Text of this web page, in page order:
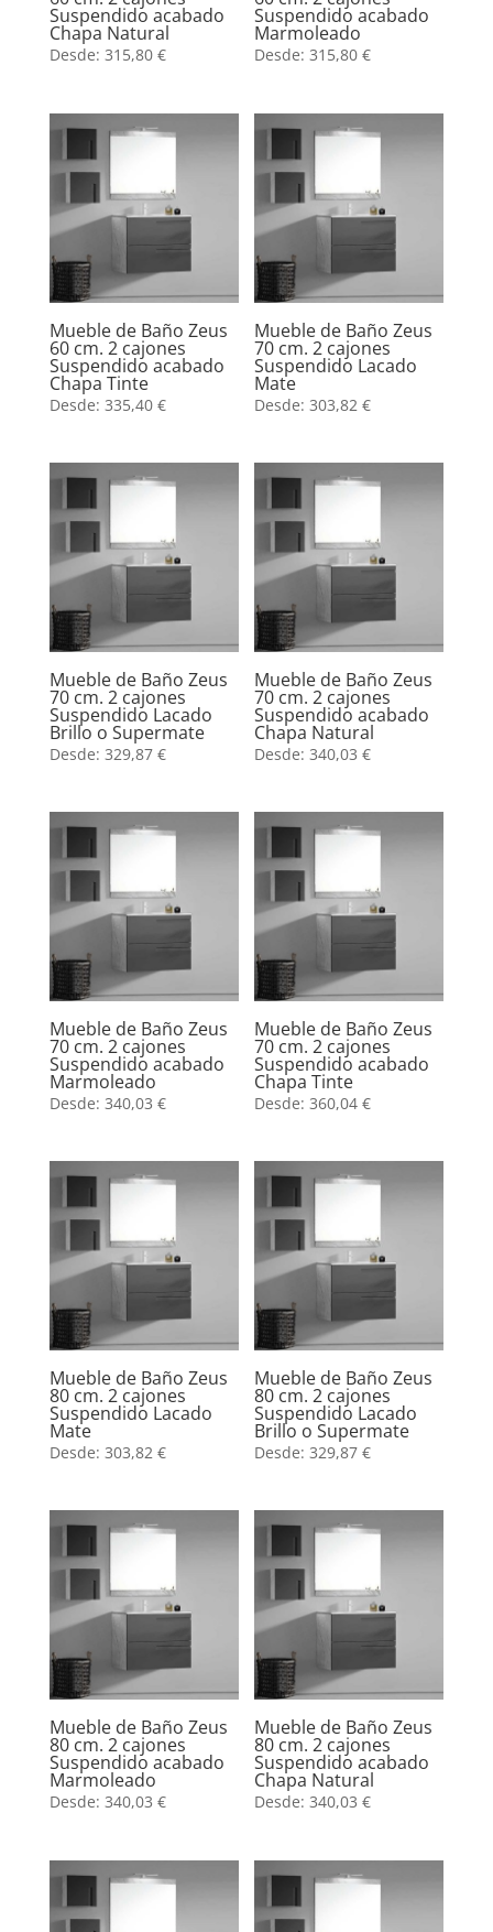
Suspendido acabado
Chapa Natural
Desde: 315,80 €
Suspendido acabado
Marmoleado
Desde:315,80€
Mueble de Baño Zeus
60 cm. 2 cajones
Suspendido acabado
Chapa Tinte
Desde: 335,40 €
Mueble de Baño Zeus
70 cm. 2 cajones
Suspendido Lacado
Mate
Desde:303,82€
Mueble de Baño Zeus
70 cm. 2 cajones
Suspendido Lacado
Brillo o Supermate
Desde: 329,87 €
Mueble de Baño Zeus
70 cm. 2 cajones
Suspendido acabado
Chapa Natural
Desde:340,03€
Mueble de Baño Zeus
70 cm. 2 cajones
Suspendido acabado
Marmoleado
Desde: 340,03 €
Mueble de Baño Zeus
70 cm. 2 cajones
Suspendido acabado
Chapa Tinte
Desde:360,04€
Mueble de Baño Zeus
80 cm. 2 cajones
Suspendido Lacado
Mate
Desde: 303,82 €
Mueble de Baño Zeus
80 cm. 2 cajones
Suspendido Lacado
Brillo o Supermate
Desde:329,87€
Mueble de Baño Zeus
80 cm. 2 cajones
Suspendido acabado
Marmoleado
Desde: 340,03 €
Mueble de Baño Zeus
80 cm. 2 cajones
Suspendido acabado
Chapa Natural
Desde:340,03€